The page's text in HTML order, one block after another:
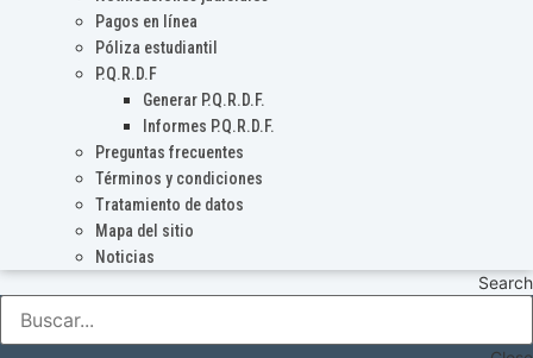
Pagos en línea
Póliza estudiantil
P.Q.R.D.F
Generar P.Q.R.D.F.
Informes P.Q.R.D.F.
Preguntas frecuentes
Términos y condiciones
Tratamiento de datos
Mapa del sitio
Noticias
Search